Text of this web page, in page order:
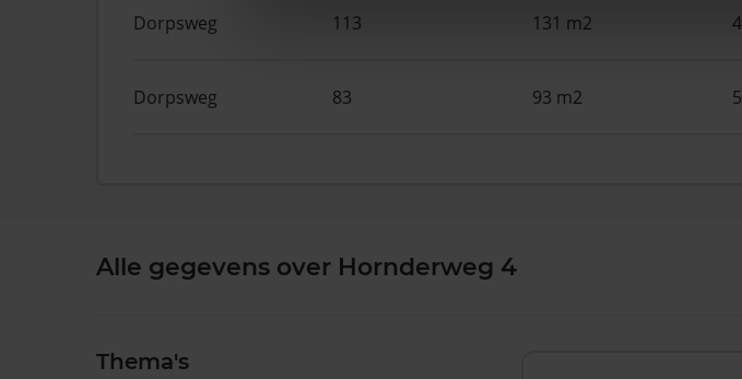
Dorpsweg 113 131 m2
Dorpsweg 83 93 m2
Alle gegevens over Hornderweg 4
Thema's